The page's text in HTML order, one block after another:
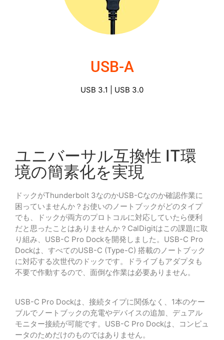
USB-A
USB 3.1 | USB 3.0
ユニバーサル互換性 IT環
境の簡素化を実現
ドックがThunderbolt 3なのかUSB-Cなのか確認作業に
困っていませんか？お使いのノートブックがどのタイプ
でも、ドックが両方のプロトコルに対応していたら便利
だと思ったことはありませんか？CalDigitはこの課題に取
り組み、USB-C Pro Dockを開発しました。USB-C Pro
Dockは、すべてのUSB-C (Type-C) 搭載のノートブック
に対応する次世代のドックです。ドライブもアダプタも
不要で作動するので、面倒な作業は必要ありません。
USB-C Pro Dockは、接続タイプに関係なく、1本のケー
ブルでノートブックの充電やデバイスの追加、デュアル
モニター接続が可能です。USB-C Pro Dockは、コンピュ
ータのためだけのものではありません。